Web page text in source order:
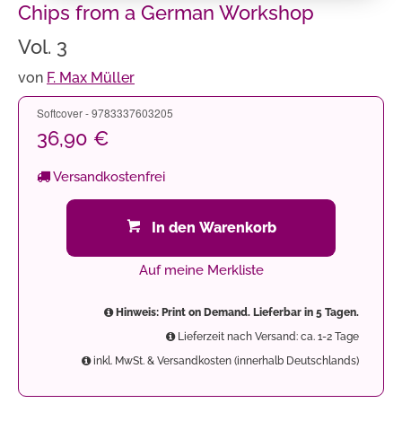
Chips from a German Workshop
Vol. 3
von F. Max Müller
Softcover - 9783337603205
36,90 €
Versandkostenfrei
In den Warenkorb
Auf meine Merkliste
Hinweis: Print on Demand. Lieferbar in 5 Tagen.
Lieferzeit nach Versand: ca. 1-2 Tage
inkl. MwSt. & Versandkosten (innerhalb Deutschlands)